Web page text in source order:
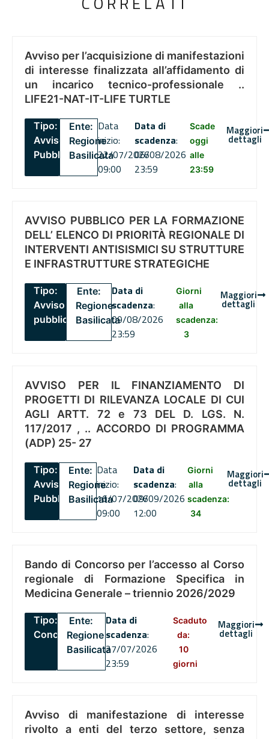
Avviso per l’acquisizione di manifestazioni
di interesse finalizzata all’affidamento di
un incarico tecnico-professionale ..
LIFE21-NAT-IT-LIFE TURTLE
Tipo:
Avviso
Pubblico
Ente:
Regione
Basilicata
Data
inizio:
22/07/2026
09:00
Data di
scadenza:
06/08/2026
23:59
Scade
oggi
alle
23:59
Maggiori
dettagli
AVVISO PUBBLICO PER LA FORMAZIONE
DELL’ ELENCO DI PRIORITÀ REGIONALE DI
INTERVENTI ANTISISMICI SU STRUTTURE
E INFRASTRUTTURE STRATEGICHE
Tipo:
Avviso
pubblico
Ente:
Regione
Basilicata
Data di
scadenza:
09/08/2026
23:59
Giorni
alla
scadenza:
3
Maggiori
dettagli
AVVISO PER IL FINANZIAMENTO DI
PROGETTI DI RILEVANZA LOCALE DI CUI
AGLI ARTT. 72 e 73 DEL D. LGS. N.
117/2017 , .. ACCORDO DI PROGRAMMA
(ADP) 25- 27
Tipo:
Avviso
Pubblico
Ente:
Regione
Basilicata
Data
inizio:
16/07/2026
09:00
Data di
scadenza:
09/09/2026
12:00
Giorni
alla
scadenza:
34
Maggiori
dettagli
Bando di Concorso per l’accesso al Corso
regionale di Formazione Specifica in
Medicina Generale – triennio 2026/2029
Tipo:
Concorsi
Ente:
Regione
Basilicata
Data di
scadenza:
27/07/2026
23:59
Scaduto
da:
10
giorni
Maggiori
dettagli
Avviso di manifestazione di interesse
rivolto a enti del terzo settore, senza